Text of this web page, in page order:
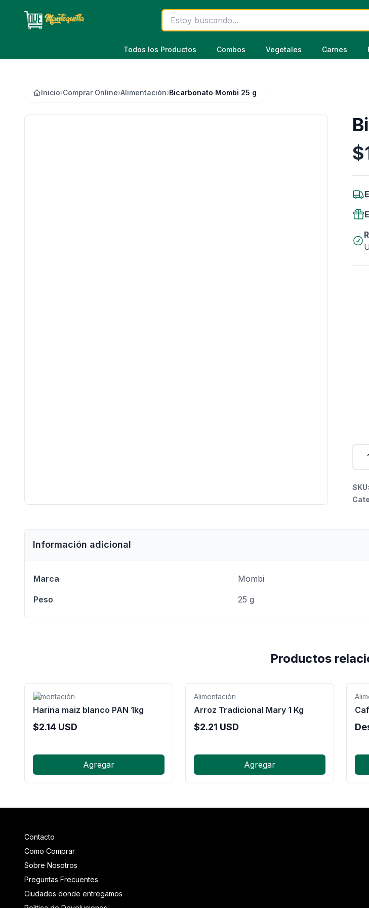
Todos los Productos Combos Vegetales Carnes
Inicio›Comprar Online›Alimentación›Bicarbonato Mombi 25 g
$
SKU:
Información adicional
Marca Mombi
Peso 25 g
Productos
Alimentación
Harina maiz blanco PAN 1kg
$2.14 USD
Agregar
Alimentación
Arroz Tradicional Mary 1 Kg
$2.21 USD
Agregar
Contacto
Como Comprar
Sobre Nosotros
Preguntas Frecuentes
Ciudades donde entregamos